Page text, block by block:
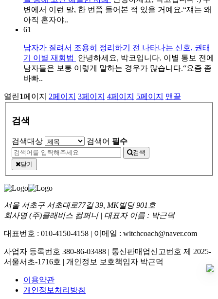
변에서 이런 말, 한 번쯤 들어본 적 있을 거예요.“쟤는 왜
아직 혼자야..
61
남자가 질려서 조용히 정리하기 전 나타나는 신호, 권태
기 이별 재회법
안녕하세요, 박코입니다. 이별 통보 전에
남자들은 보통 이렇게 말하는 경우가 많습니다.“요즘 좀
바빠..
열린1페이지 2페이지 3페이지 4페이지 5페이지 맨끝
검색
검색대상 검색어 필수
검색
닫기
서울 서초구 서초대로77길 39, MK빌딩 901호
회사명 (주)클래비스 컴퍼니 | 대표자 이름 : 박근덕
대표번호 : 010-4150-4158 | 이메일 : witchcoach@naver.com
사업자 등록번호 380-86-03488 | 통신판매업신고번호 제 2025-
서울서초-1716호 | 개인정보 보호책임자 박근덕
이용약관
개인정보처리방침